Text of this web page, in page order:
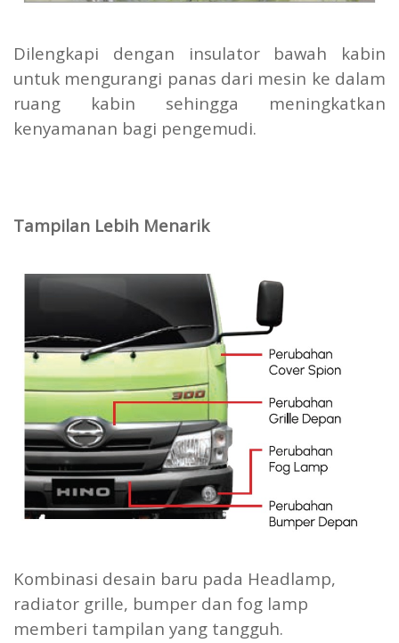
Dilengkapi dengan insulator bawah kabin
untuk mengurangi panas dari mesin ke dalam
ruang kabin sehingga meningkatkan
kenyamanan bagi pengemudi.
Tampilan Lebih Menarik
Kombinasi desain baru pada Headlamp,
radiator grille, bumper dan fog lamp
memberi tampilan yang tangguh.